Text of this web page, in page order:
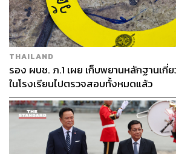
THAILAND
รอง ผบช. ภ.1 เผย เก็บพยานหลักฐานเกี่
ในโรงเรียนไปตรวจสอบทั้งหมดแล้ว